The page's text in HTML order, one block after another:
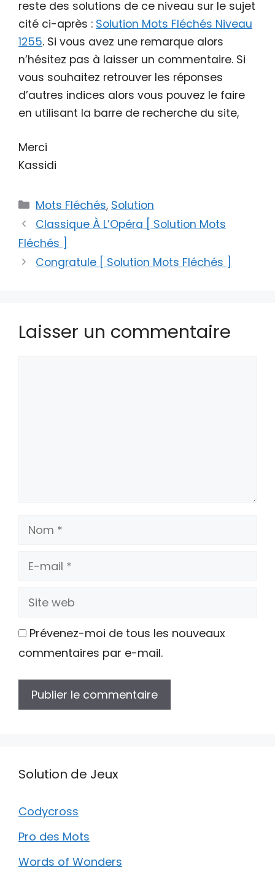
reste des solutions de ce niveau sur le sujet
cité ci-après : Solution Mots Fléchés Niveau
1255. Si vous avez une remarque alors
n’hésitez pas à laisser un commentaire. Si
vous souhaitez retrouver les réponses
d’autres indices alors vous pouvez le faire
en utilisant la barre de recherche du site,
Merci
Kassidi
Catégories
Mots Fléchés, Solution
Classique À L’Opéra [ Solution Mots
Fléchés ]
Congratule [ Solution Mots Fléchés ]
Laisser un commentaire
Nom
E-
Site
Prévenez-moi de tous les nouveaux
commentaires par e-mail.
Solution de Jeux
Codycross
Pro des Mots
Words of Wonders